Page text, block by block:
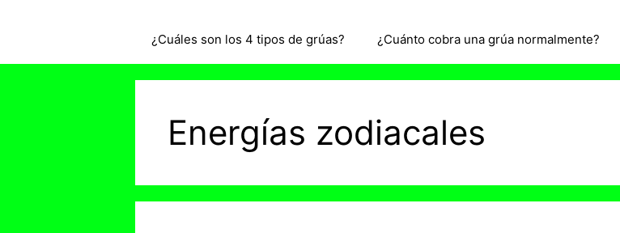
¿Cuáles son los 4 tipos de grúas? ¿Cuánto cobra una grúa normalmente?
Energías zodiacales